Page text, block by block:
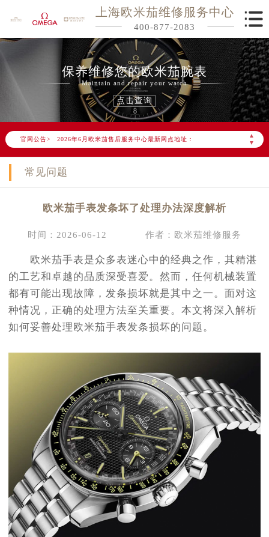
上海欧米茄维修服务中心
400-877-2083
保养维修您的欧米茄腕表
Maintain and repair your watch
点击查询
官网公告>
▲
▼
2026年6月欧米茄上海市售后服务网络优化升级公告
2026年6月上海市欧米茄官方售后客户服务热线：400-877-2083
2026年6月欧米茄售后服务中心最新网点地址：
上海市徐汇区虹桥路3号港汇中心写字楼2座37层3705室（需提前预约）
常见问题
欧米茄手表发条坏了处理办法深度解析
时间：2026-06-12 作者：欧米茄维修服务
欧米茄手表是众多表迷心中的经典之作，其精湛
的工艺和卓越的品质深受喜爱。然而，任何机械装置
都有可能出现故障，发条损坏就是其中之一。面对这
种情况，正确的处理方法至关重要。本文将深入解析
如何妥善处理欧米茄手表发条损坏的问题。